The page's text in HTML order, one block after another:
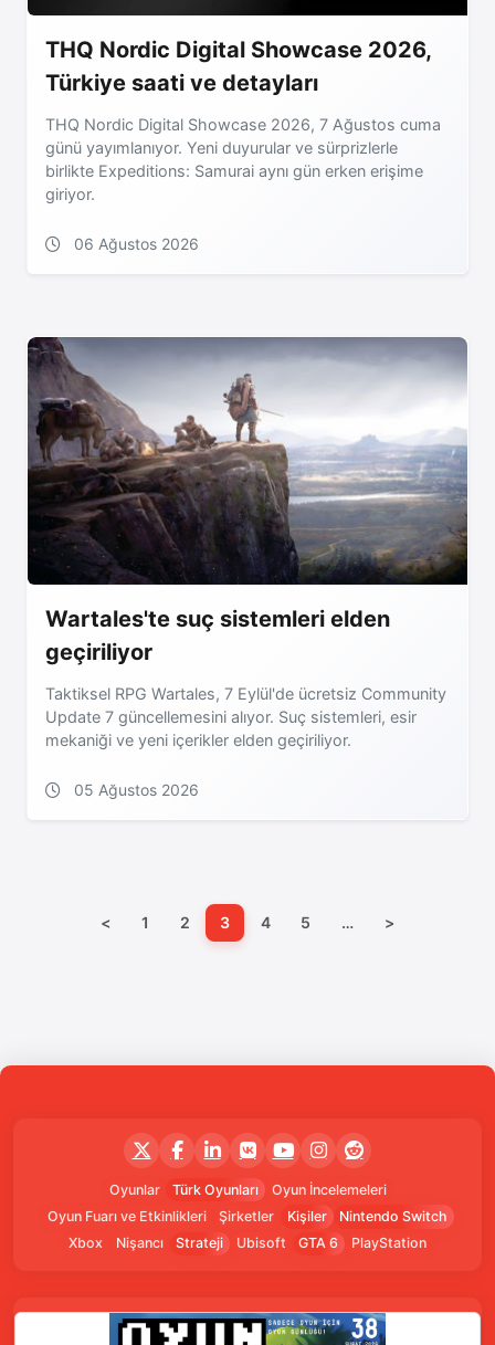
THQ Nordic Digital Showcase 2026,
Türkiye saati ve detayları
THQ Nordic Digital Showcase 2026, 7 Ağustos cuma
günü yayımlanıyor. Yeni duyurular ve sürprizlerle
birlikte Expeditions: Samurai aynı gün erken erişime
giriyor.
06 Ağustos 2026
Wartales'te suç sistemleri elden
geçiriliyor
Taktiksel RPG Wartales, 7 Eylül'de ücretsiz Community
Update 7 güncellemesini alıyor. Suç sistemleri, esir
mekaniği ve yeni içerikler elden geçiriliyor.
05 Ağustos 2026
< 1 2 3 4 5 … >
Oyunlar Türk Oyunları
Oyun İncelemeleri
Oyun Fuarı ve Etkinlikleri
Şirketler Kişiler
Nintendo Switch
Xbox
Nişancı Strateji Ubisoft GTA 6 PlayStation